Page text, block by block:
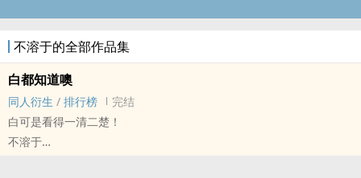
不溶于的全部作品集
白都知道噢
同人衍生 / 排行榜
完结
白可是看得一清二楚！
不溶于